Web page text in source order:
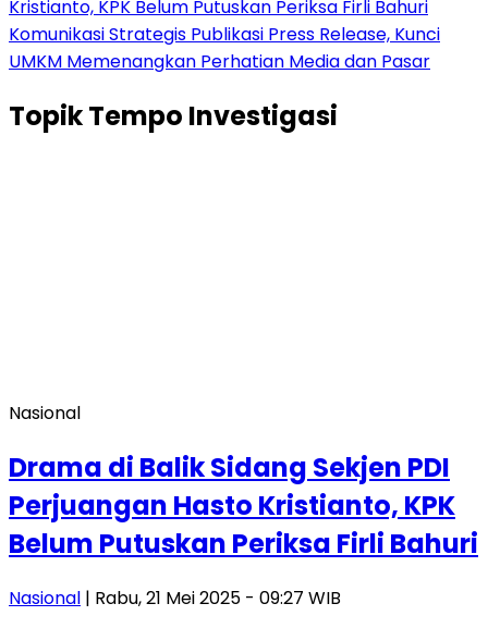
Kristianto, KPK Belum Putuskan Periksa Firli Bahuri
Komunikasi Strategis Publikasi Press Release, Kunci
UMKM Memenangkan Perhatian Media dan Pasar
TopikTempo Investigasi
Nasional
Drama di Balik Sidang Sekjen PDI
Perjuangan Hasto Kristianto, KPK
Belum Putuskan Periksa Firli Bahuri
Nasional | Rabu, 21 Mei 2025 - 09:27 WIB